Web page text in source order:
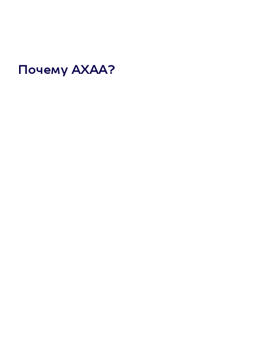
Почему АХАА?